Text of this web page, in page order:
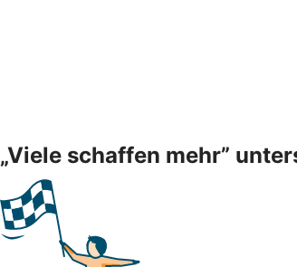
„Viele schaffen mehr”